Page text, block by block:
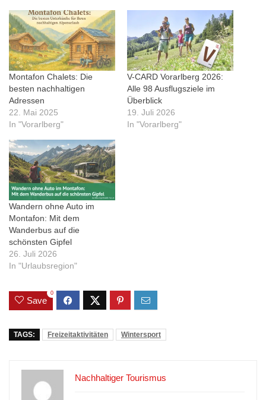
Montafon Chalets: Die
besten nachhaltigen
Adressen
22. Mai 2025
In "Vorarlberg"
V-CARD Vorarlberg 2026:
Alle 98 Ausflugsziele im
Überblick
19. Juli 2026
In "Vorarlberg"
Wandern ohne Auto im
Montafon: Mit dem
Wanderbus auf die
schönsten Gipfel
26. Juli 2026
In "Urlaubsregion"
Save
0
TAGS: Freizeitaktivitäten Wintersport
Nachhaltiger Tourismus